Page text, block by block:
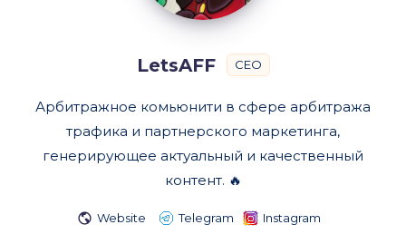
LetsAFF CEO
Арбитражное комьюнити в сфере арбитража
трафика и партнерского маркетинга,
генерирующее актуальный и качественный
контент. 🔥
Website Telegram Instagram